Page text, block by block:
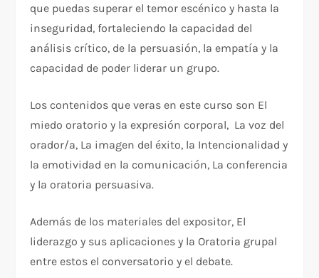
que puedas superar el temor escénico y hasta la
inseguridad, fortaleciendo la capacidad del
análisis crítico, de la persuasión, la empatía y la
capacidad de poder liderar un grupo.
Los contenidos que veras en este curso son El
miedo oratorio y la expresión corporal, La voz del
orador/a, La imagen del éxito, la Intencionalidad y
la emotividad en la comunicación, La conferencia
y la oratoria persuasiva.
Además de los materiales del expositor, El
liderazgo y sus aplicaciones y la Oratoria grupal
entre estos el conversatorio y el debate.